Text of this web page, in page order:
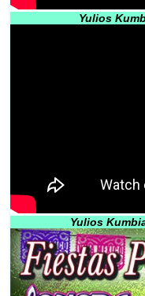
Yulios
Yulios